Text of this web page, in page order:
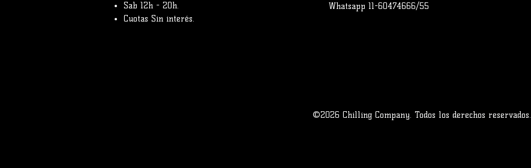
Sab 12h - 20h.
Cuotas Sin interés.
Whatsapp 11-60474666/55
©2026 Chilling Company. Todos los derechos reservados.